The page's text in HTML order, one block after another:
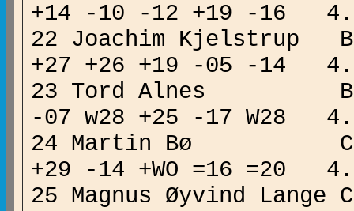
+14 -10 -12 +19 -16
22 Joachim
+27 +26 +19 -05 -
23 Tord Alnes B
-07 w28 +25 -17
24 Martin Bø
+29 -14 +WO =16
25 Magnus Øyvind